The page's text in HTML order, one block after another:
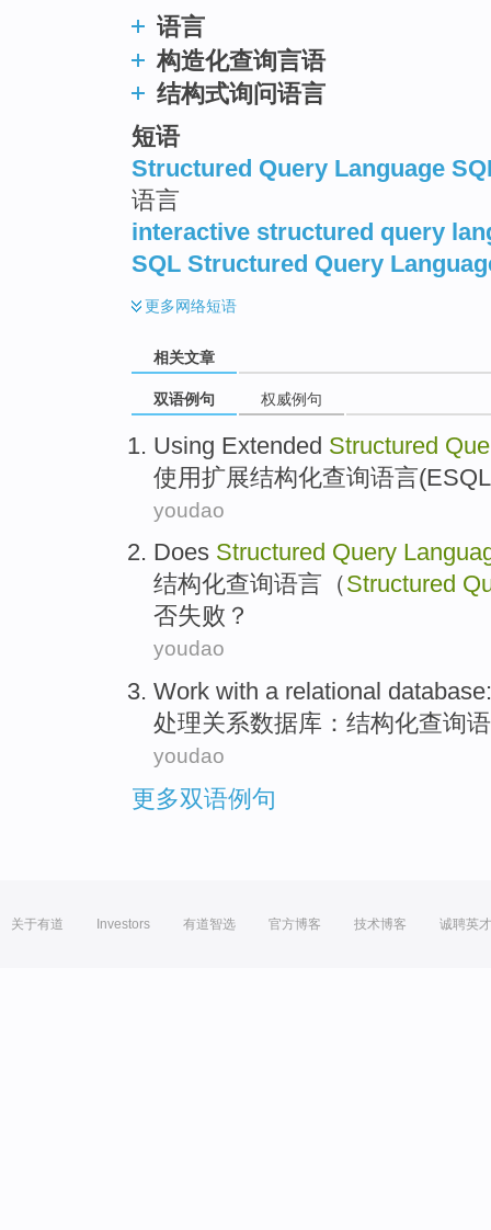
语言
构造化查询言语
结构式询问语言
短语
Structured Query Language
语言
interactive structured query
SQL Structured Query
更多网络短语
相关文章
双语例句 权威例句
Using Extended Structured
使用扩展结构化查询语言(ESQL
youdao
Does Structured Query
结构化查询语言 （Structured
否失败？
youdao
Work with a relational database
处理关系数据库 ： 结构化查询
youdao
更多双语例句
关于有道 Investors 有道智选 官方博客 技术博客 诚聘英才